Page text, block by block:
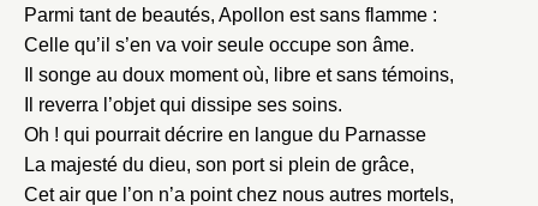
Parmi tant de beautés, Apollon est sans flamme :
Celle qu’il s’en va voir seule occupe son âme.
Il songe au doux moment où, libre et sans témoins,
Il reverra l’objet qui dissipe ses soins.
Oh ! qui pourrait décrire en langue du Parnasse
La majesté du dieu, son port si plein de grâce,
Cet air que l’on n’a point chez nous autres mortels,